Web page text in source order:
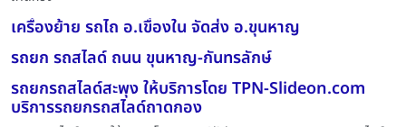
เครื่องย้าย รถไถ อ.เขื่องใน จัดส่ง อ.ขุนหาญ
รถยก รถสไลด์ ถนน ขุนหาญ-กันทรลักษ์
รถยกรถสไลด์สะพุง ให้บริการโดย TPN-Slideon.com
บริการรถยกรถสไลด์ถาดกอง